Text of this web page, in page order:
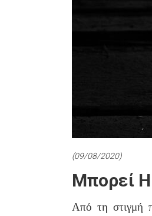
(09/08/2020)
Μπορεί
Από τη στιγμή